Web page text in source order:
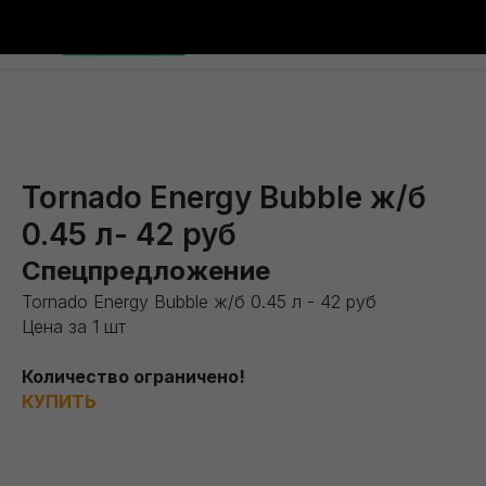
Tornado Energy Bubble ж/б
0.45 л- 42 руб
Спецпредложение
Tornado Energy Bubble ж/б 0.45 л - 42 руб
Цена за 1 шт
Количество ограничено!
КУПИТЬ